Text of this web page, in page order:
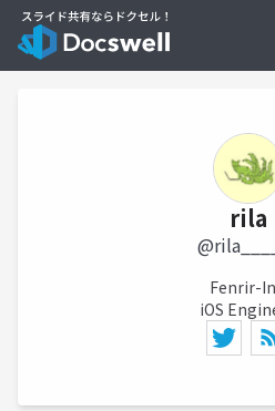
rila
Fenrir-
iOS